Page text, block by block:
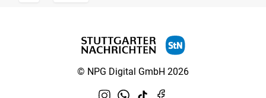
© NPG Digital GmbH 2026